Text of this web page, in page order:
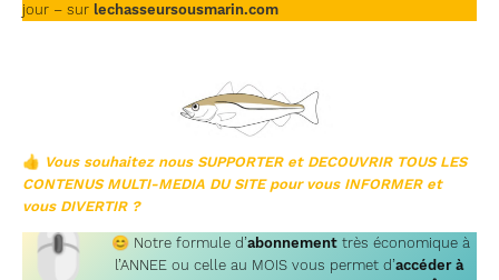
jour – sur lechasseursousmarin.com
👍 Vous souhaitez nous SUPPORTER et DECOUVRIR TOUS LES
CONTENUS MULTI-MEDIA DU SITE pour vous INFORMER et
vous DIVERTIR ?
🖱 😊 Notre formule d’abonnement très économique à
l’ANNEE ou celle au MOIS vous permet d’accéder à